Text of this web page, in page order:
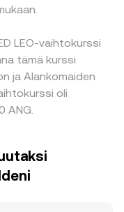
LEO-vaihtokurssi
tämä kurssi
ja Alankomaiden
oli
ANG.